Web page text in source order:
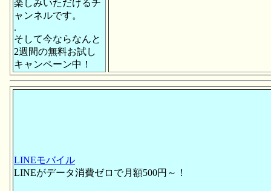
楽しみいただけるチ
ャンネルです。
.
そして今ならなんと
2週間の無料お試し
キャンペーン中！
LINEモバイル
LINEがデータ消費ゼロで月額500円～！